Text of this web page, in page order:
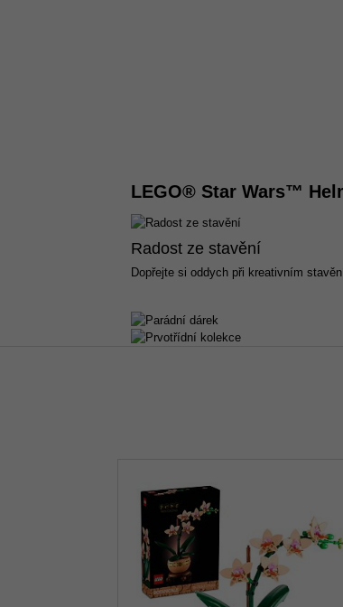
LEGO® Star Wars™
Radost ze stavění
Dopřejte si oddych při kreativním